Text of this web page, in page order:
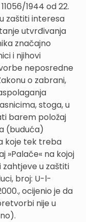
1944 od 22.
zaštiti interesa
utvrđivanja
značajno
i njihovi
neposredne
o zabrani,
stoga, u
barem položaj
(buduća)
koje tek treba
»Palače« na kojoj
zahtjeve u zaštiti
broj: U-l-
ocijenio je da
nije u